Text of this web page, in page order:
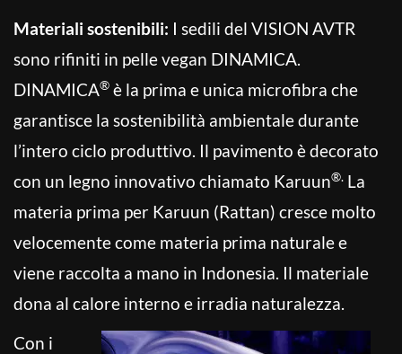
Materiali sostenibili: I sedili del VISION AVTR
sono rifiniti in pelle vegan DINAMICA.
DINAMICA® è la prima e unica microfibra che
garantisce la sostenibilità ambientale durante
l’intero ciclo produttivo. Il pavimento è decorato
con un legno innovativo chiamato Karuun®. La
materia prima per Karuun (Rattan) cresce molto
velocemente come materia prima naturale e
viene raccolta a mano in Indonesia. Il materiale
dona al calore interno e irradia naturalezza.
Con i